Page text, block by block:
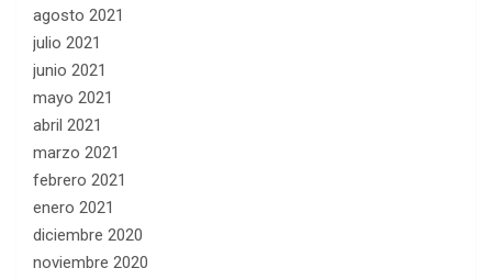
agosto 2021
julio 2021
junio 2021
mayo 2021
abril 2021
marzo 2021
febrero 2021
enero 2021
diciembre 2020
noviembre 2020